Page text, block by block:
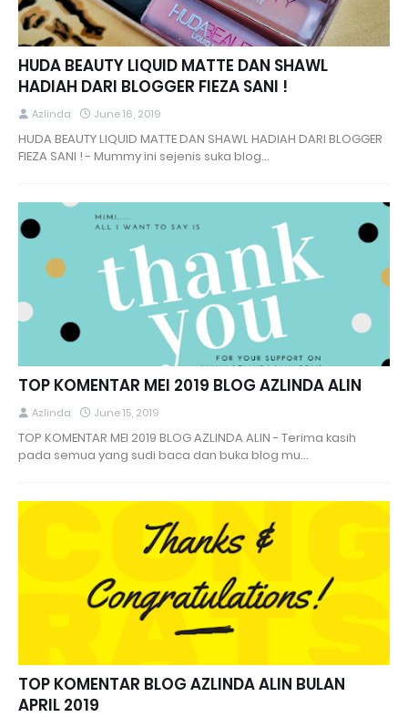
HUDA BEAUTY LIQUID MATTE DAN SHAWL
HADIAH DARI BLOGGER FIEZA SANI !
Azlinda June 16, 2019
HUDA BEAUTY LIQUID MATTE DAN SHAWL HADIAH DARI BLOGGER
FIEZA SANI ! - Mummy ini sejenis suka blog…
TOP KOMENTAR MEI 2019 BLOG AZLINDA ALIN
Azlinda June 15, 2019
TOP KOMENTAR MEI 2019 BLOG AZLINDA ALIN - Terima kasih
pada semua yang sudi baca dan buka blog mu…
TOP KOMENTAR BLOG AZLINDA ALIN BULAN
APRIL 2019